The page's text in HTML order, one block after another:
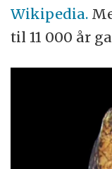
Wikipedia.
til 11 000 år